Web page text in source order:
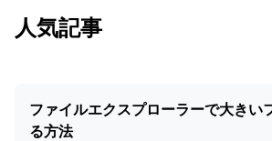
人気記事
ファイルエクスプローラーで大きい
る方法